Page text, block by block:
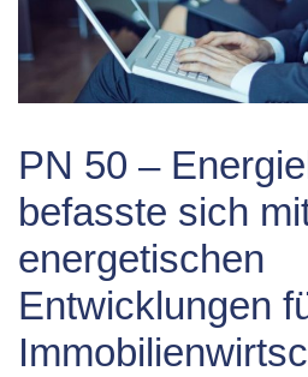
PN 50 –
befasste sich
energetischen
Entwicklungen